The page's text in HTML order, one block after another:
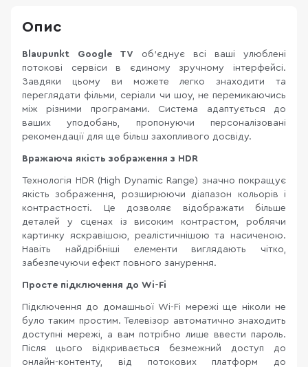
Опис
Blaupunkt Google TV об’єднує всі ваші улюблені
потокові сервіси в єдиному зручному інтерфейсі.
Завдяки цьому ви можете легко знаходити та
переглядати фільми, серіали чи шоу, не перемикаючись
між різними програмами. Система адаптується до
ваших уподобань, пропонуючи персоналізовані
рекомендації для ще більш захопливого досвіду.
Вражаюча якість зображення з HDR
Технологія HDR (High Dynamic Range) значно покращує
якість зображення, розширюючи діапазон кольорів і
контрастності. Це дозволяє відображати більше
деталей у сценах із високим контрастом, роблячи
картинку яскравішою, реалістичнішою та насиченою.
Навіть найдрібніші елементи виглядають чітко,
забезпечуючи ефект повного занурення.
Просте підключення до Wi-Fi
Підключення до домашньої Wi-Fi мережі ще ніколи не
було таким простим. Телевізор автоматично знаходить
доступні мережі, а вам потрібно лише ввести пароль.
Після цього відкривається безмежний доступ до
онлайн-контенту, від потокових платформ до